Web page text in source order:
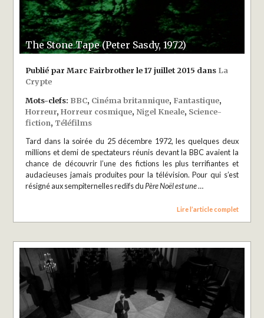
The Stone Tape (Peter Sasdy, 1972)
Publié par Marc Fairbrother le 17 juillet 2015 dans La
Crypte
Mots-clefs: BBC, Cinéma britannique, Fantastique,
Horreur,Horreur cosmique, Nigel Kneale, Science-
fiction, Téléfilms
Tard dans la soirée du 25 décembre 1972, les quelques deux
millions et demi de spectateurs réunis devant la BBC avaient la
chance de découvrir l’une des fictions les plus terrifiantes et
audacieuses jamais produites pour la télévision. Pour qui s’est
résigné aux sempiternelles redifs duPère Noël est une…
Lire l’article complet